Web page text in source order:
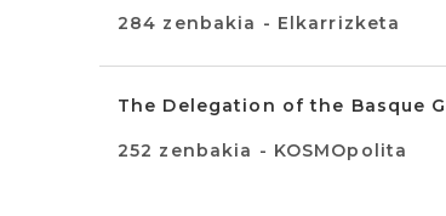
284 zenbakia - Elkarrizketa
The Delegation of the Basque
252 zenbakia - KOSMOpolita